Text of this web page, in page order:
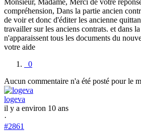
compréhension, Dans la partie ancien
de voir et donc d'éditer les ancienne
travailler sur les anciens contrats. et dans
n'apparaissent tous les documents du
votre aide
0
Aucun commentaire n'a été posté pour le
logeva
il y a environ 10 ans
·
#2861